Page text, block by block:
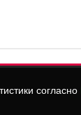
согласно